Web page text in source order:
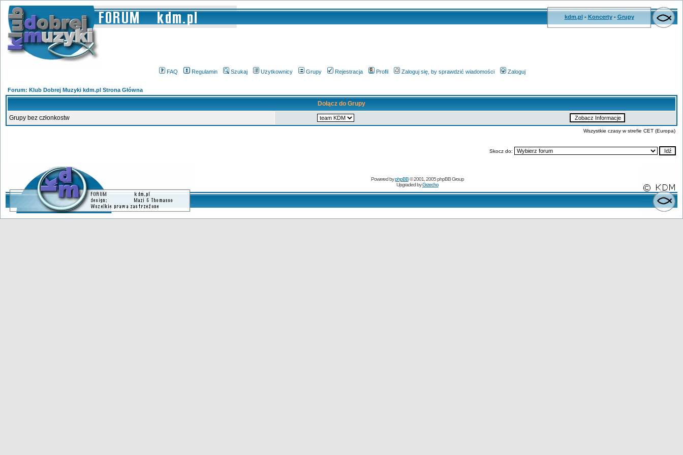
kdm.pl- Koncerty- Grupy
FAQ Regulamin Szukaj Użytkownicy Grupy Rejestracja Profil Zaloguj się, by sprawdzić wiadomości Zaloguj
Forum: Klub Dobrej Muzyki kdm.pl Strona Główna
Dołącz do Grupy
Grupy bez członkostw
Wszystkie czasy w strefie CET (Europa)
Skocz do:
Powered byphpBB© 2001, 2005 phpBB Group
Upgraded byGrzecho